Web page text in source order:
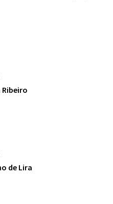
Ribeiro
de Lira